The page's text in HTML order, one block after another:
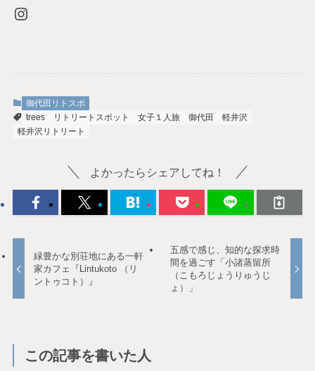
Instagram
御代田リトスポ
trees
リトリートスポット 女子１人旅 御代田
軽井沢
軽井沢リトリート
よかったらシェアしてね！
緑豊かな別荘地にある一軒
家カフェ『Lintukoto （リ
ントゥコト）』
五感で感じ、知的な探求時
間を過ごす「小諸蒸留所
（こもろじょうりゅうじ
ょ）」
この記事を書いた人